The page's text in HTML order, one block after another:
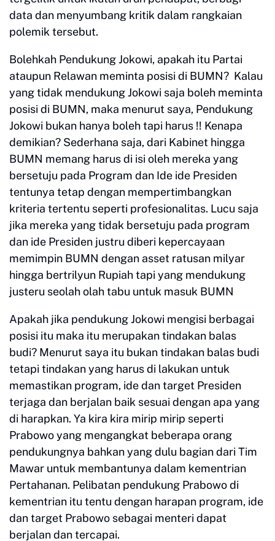
data dan menyumbang kritik dalam rangkaian
polemik tersebut.
Bolehkah Pendukung Jokowi, apakah itu Partai
ataupun Relawan meminta posisi di BUMN? Kalau
yang tidak mendukung Jokowi saja boleh meminta
posisi di BUMN, maka menurut saya, Pendukung
Jokowi bukan hanya boleh tapi harus !! Kenapa
demikian? Sederhana saja, dari Kabinet hingga
BUMN memang harus di isi oleh mereka yang
bersetuju pada Program dan Ide ide Presiden
tentunya tetap dengan mempertimbangkan
kriteria tertentu seperti profesionalitas. Lucu saja
jika mereka yang tidak bersetuju pada program
dan ide Presiden justru diberi kepercayaan
memimpin BUMN dengan asset ratusan milyar
hingga bertrilyun Rupiah tapi yang mendukung
justeru seolah olah tabu untuk masuk BUMN
Apakah jika pendukung Jokowi mengisi berbagai
posisi itu maka itu merupakan tindakan balas
budi? Menurut saya itu bukan tindakan balas budi
tetapi tindakan yang harus di lakukan untuk
memastikan program, ide dan target Presiden
terjaga dan berjalan baik sesuai dengan apa yang
di harapkan. Ya kira kira mirip mirip seperti
Prabowo yang mengangkat beberapa orang
pendukungnya bahkan yang dulu bagian dari Tim
Mawar untuk membantunya dalam kementrian
Pertahanan. Pelibatan pendukung Prabowo di
kementrian itu tentu dengan harapan program, ide
dan target Prabowo sebagai menteri dapat
berjalan dan tercapai.